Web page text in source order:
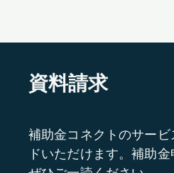
資料請求
補助金コネクトのサー
ドいただけます。補助